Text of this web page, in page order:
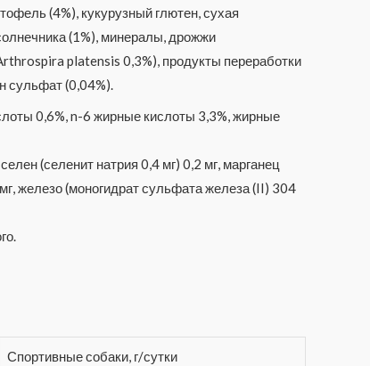
(4%), кукурузный глютен, сухая
(1%), минералы, дрожжи
platensis 0,3%), продукты переработки
сульфат (0,04%).
0,6%, n-6 жирные кислоты 3,3%, жирные
(селенит натрия 0,4 мг) 0,2 мг, марганец
железо (моногидрат сульфата железа (II) 304
Спортивные собаки, г/сутки